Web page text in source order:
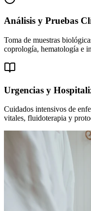
Análisis y Pruebas
Toma de muestras
coprología, hematología e
Urgencias y
Cuidados intensivos de
vitales, fluidoterapia y